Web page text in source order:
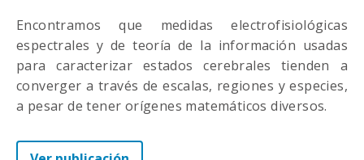
Encontramos que medidas electrofisiológicas
espectrales y de teoría de la información usadas
para caracterizar estados cerebrales tienden a
converger a través de escalas, regiones y especies,
a pesar de tener orígenes matemáticos diversos.